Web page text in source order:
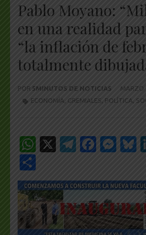
Pablo Moyano:
en una realidad
“la inflación de
totalmente
POR 5MINUTOS DE NOTICIAS
MARZO
ECONOMÍA GREMIALES , POLÍTICA,
WhatsApp
X Telegram